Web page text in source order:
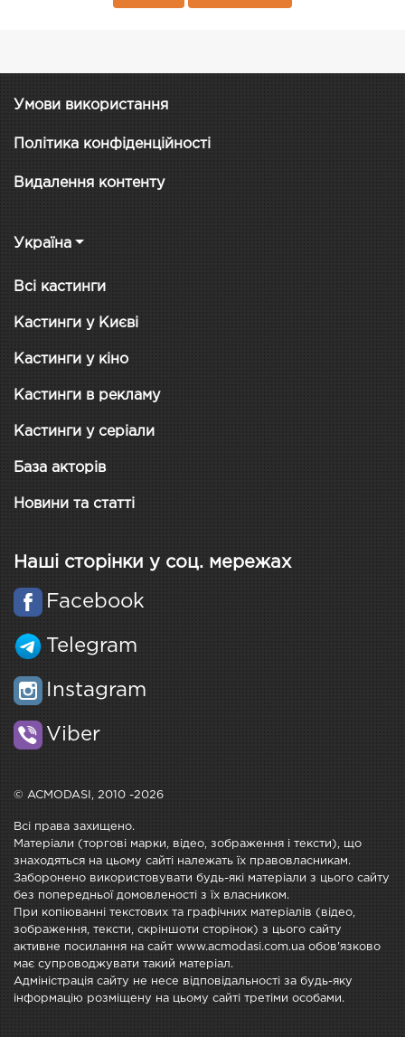
Умови використання
Політика конфіденційності
Видалення контенту
Україна
Всі кастинги
Кастинги у Києві
Кастинги у кіно
Кастинги в рекламу
Кастинги у серіали
База акторів
Новини та статті
Наші сторінки у соц. мережах
Facebook
Telegram
Instagram
Viber
© ACMODASI, 2010 -2026
Всі права захищено.
Матеріали (торгові марки, відео, зображення і тексти), що
знаходяться на цьому сайті належать їх правовласникам.
Заборонено використовувати будь-які матеріали з цього сайту
без попередньої домовленості з їх власником.
При копіюванні текстових та графічних матеріалів (відео,
зображення, тексти, скріншоти сторінок) з цього сайту
активне посилання на сайт www.acmodasi.com.ua обов'язково
має супроводжувати такий матеріал.
Адміністрація сайту не несе відповідальності за будь-яку
інформацію розміщену на цьому сайті третіми особами.